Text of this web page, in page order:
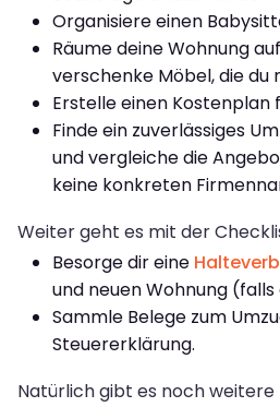
Organisiere einen
Räume deine Wohnung
verschenke Möbel, die
Erstelle einen Kostenplan
Finde ein zuverlässiges
und vergleiche die
keine konkreten
Weiter geht es mit der
Besorge dir eine
und neuen Wohnung
Sammle Belege zum
Steuererklärung.
Natürlich gibt es noch weitere